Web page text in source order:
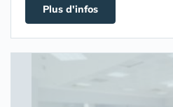
Plus d'infos